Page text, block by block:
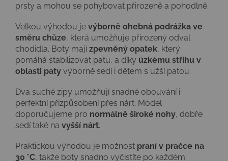
prsty a mohou se pohybovat přirozeně a pohodlně.
Velkou výhodou je výborně ohebná podrážka ve
směru chůze, která umožňuje přirozený odval
chodidla. Boty mají zpevněný opatek, který
pomáhá stabilizovat patu, a díky úzkému střihu v
oblasti paty výborně sedí i dětem s užší patou.
Dva suché zipy umožňují snadné obouvání i
perfektní přizpůsobení přes nárt. Model
doporučujeme pro normálně široké nohy, dobře
sedí také na vyšší nárt.
Praktickou výhodou je možnost praní v pračce na
30 °C, takže boty snadno vyčistíte po každém